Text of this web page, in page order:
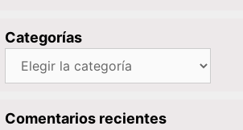
Categorías
Categorías
Comentarios recientes